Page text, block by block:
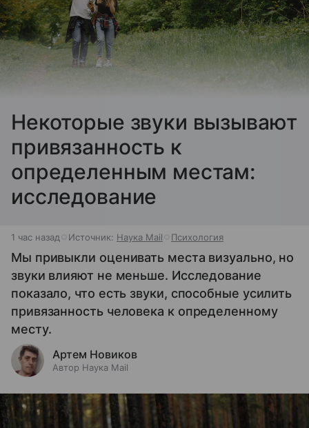
Некоторые звуки вызывают
привязанность к
определенным местам:
исследование
1 час назад Источник: Наука Mail Психология
Мы привыкли оценивать места визуально, но
звуки влияют не меньше. Исследование
показало, что есть звуки, способные усилить
привязанность человека к определенному
месту.
Артем Новиков
Автор Наука Mail